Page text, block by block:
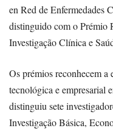
en Red de Enfermedades
distinguido com o Prémio
Investigação Clínica e
Os prémios reconhecem a
tecnológica e empresarial
distinguiu sete
Investigação Básica,